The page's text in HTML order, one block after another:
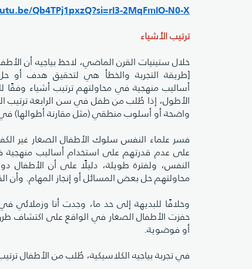
Qb4TPj1pxzQ?si=rI3-2MqFmIO-N0-X
ترتيب الأشياء
خلال ستينيات القرن الماضي، لاحظ بياجيه أن
[طريقة التجربة والخطأ هي لتحقيق هدف أو
أساليب منهجية في محاولتهم ترتيب أشياء
الأطول، إذا طُلب من طفل في سن الرابعة
واضحة أو أسلوب منطقي (مثل مقارنة أطوالها)
على عدم قدرتهم على استخدام أساليب منهجية
النفس، ولفترة طويلة، دليلًا على أن الأطفال
محاولتهم حل بعض المسائل أو إنجاز المهام.
وخلافًا للبديهة إلى حد ما، وجدت أنا وزملائي
حفزت الأطفال الصغار في الواقع على اكتشاف
أو فوضوية.
في تجربة بياجيه الكلاسيكية، طُلب من